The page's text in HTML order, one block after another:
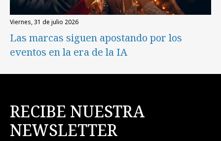
viernes, 31 de julio 2026
Las marcas siguen apostando por los
eventos en la era de la IA
RECIBE NUESTRA
NEWSLETTER